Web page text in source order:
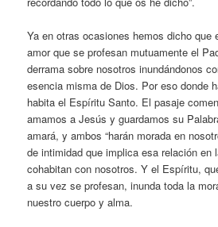
Ya en otras ocasiones hemos dicho que
amor que se profesan mutuamente el
derrama sobre nosotros inundándonos
esencia misma de Dios. Por eso donde
habita el Espíritu Santo. El pasaje
amamos a Jesús y guardamos su
amará, y ambos “harán morada en
de intimidad que implica esa relación en
cohabitan con nosotros. Y el Espíritu,
a su vez se profesan, inunda toda la
nuestro cuerpo y alma.